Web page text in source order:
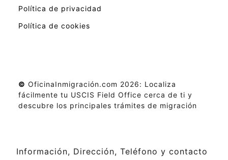
Política de privacidad
Política de cookies
© OficinaInmigración.com 2026: Localiza
fácilmente tu USCIS Field Office cerca de ti y
descubre los principales trámites de migración
Información, Dirección, Teléfono y contacto